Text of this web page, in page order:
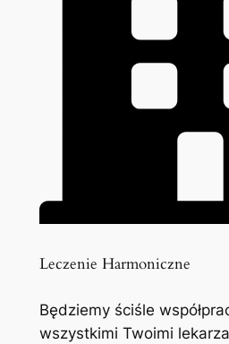
Leczenie Harmoniczne
Będziemy ściśle
wszystkimi Twoimi